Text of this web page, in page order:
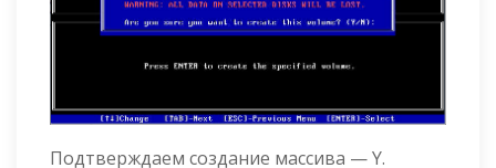
Подтверждаем создание массива — Y.